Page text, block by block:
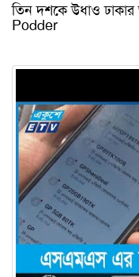
তিন দশকে উধাও
Podder